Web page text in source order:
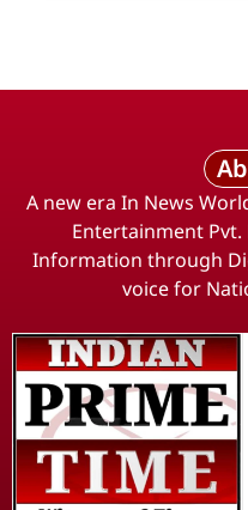
A new era In News
Entertainment
Information through
voice for